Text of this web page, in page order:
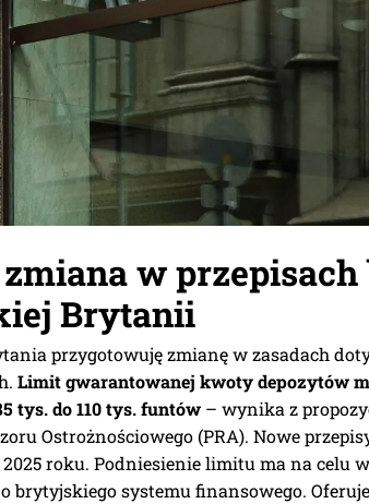
w
Brytanii
przygotowuję zmianę w zasadach
Limit gwarantowanej kwoty depozytów
tys. do 110 tys. funtów – wynika z
Ostrożnościowego (PRA). Nowe
roku. Podniesienie limitu ma na celu
brytyjskiego systemu finansowego.